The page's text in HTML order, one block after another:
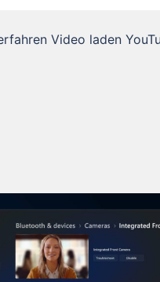
Video laden